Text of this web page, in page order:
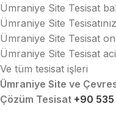
Ümraniye Site Tesisat
Ümraniye Site
Ümraniye Site Tesisat
Ümraniye Site Tesisat
Ve tüm tesisat işleri
Ümraniye Site ve
Çözüm Tesisat +90